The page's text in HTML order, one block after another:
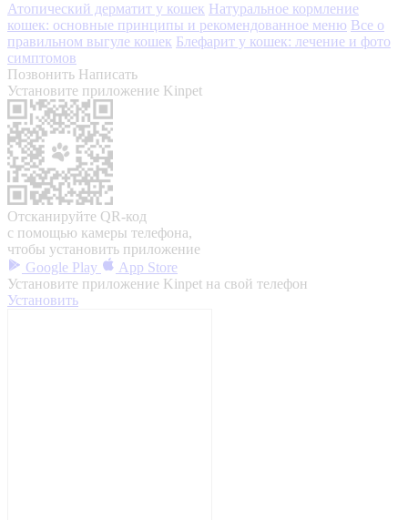
Атопический дерматит у кошек Натуральное кормление
кошек: основные принципы и рекомендованное меню Все о
правильном выгуле кошек Блефарит у кошек: лечение и фото
симптомов
Позвонить Написать
Установите приложение Kinpet
Отсканируйте QR-код
с помощью камеры телефона,
чтобы установить приложение
Google Play
App Store
Установите приложение Kinpet на свой телефон
Установить